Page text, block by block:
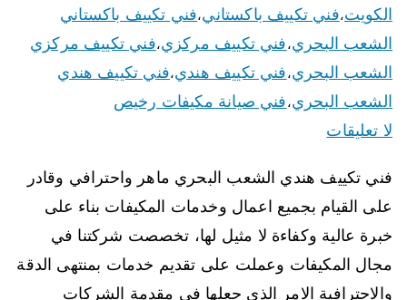
الكويت،فني تكييف باكستاني،فني تكييف باكستاني
الشعب البحري،فني تكييف مركزي،فني تكييف مركزي
الشعب البحري،فني تكييف هندي،فني تكييف هندي
الشعب البحري،فني صيانة مكيفات رخيص
لا تعليقات
فني تكييف هندي الشعب البحري ماهر واحترافي وقادر
على القيام بجميع اعمال وخدمات المكيفات بناء على
خبرة عالية وكفاءة لا مثيل لها، تخصصت شركتنا في
مجال المكيفات وعملت على تقديم خدمات بمنتهى الدقة
والاحترافية الامر الذي جعلها في مقدمة الشركات